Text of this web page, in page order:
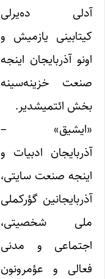
آدلی ده‌یرلی
کیتابینی یازمیش و
اونو آذربایجان اینجه
صنعت خزینه‌سینه
بخش ائتمیشدیر.
«ایشیق» –
آذربایجان ادبیات و
اینجه صنعت سایتی،
آذربایجانین گؤرکملی
ملی شخصیتی،
اجتماعی و مدنی
فعالی و عؤمرونون